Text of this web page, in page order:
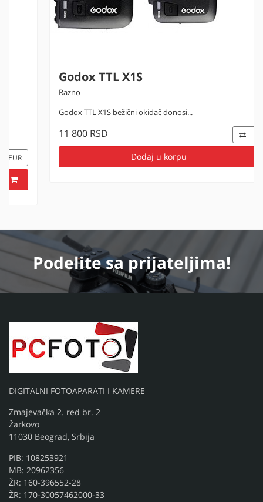
Godox TTL X1S
Godox TTL X1S bežični okidač donosi...
11 800 RSD
Dodaj u korpu
Podelitesa prijateljima!
DIGITALNI FOTOAPARATI I KAMERE
Zmajevačka 2. red br. 2
Žarkovo
11030 Beograd, Srbija
PIB: 108253921
MB: 20962356
ŽR: 160-396552-28
ŽR: 170-30057462000-33